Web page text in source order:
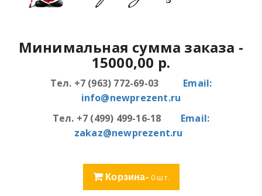
Минимальная сумма заказа -
15000,00 р.
Тел. +7 (963) 772-69-03 Email:
info@newprezent.ru
Тел. +7 (499) 499-16-18 Email:
zakaz@newprezent.ru
Корзина- 0шт.